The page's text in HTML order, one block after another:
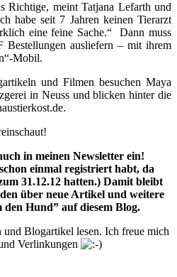
Richtige, meint Tatjana Lefarth und
habe seit 7 Jahren keinen Tierarzt
eine feine Sache.“ Dann muss
ausliefern – mit ihrem
Mobil.
und Filmen besuchen Maya
in Neuss und blicken hinter die
in meinen Newsletter ein!
einmal registriert habt, da
31.12.12 hatten.) Damit bleibt
über neue Artikel und weitere
den Hund” auf diesem Blog.
Blogartikel lesen. Ich freue mich
Verlinkungen